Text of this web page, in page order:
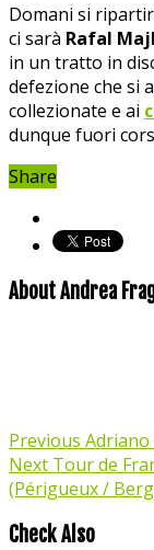
Domani si
ci sarà Rafal
in un tratto in
defezione che si
collezionate e ai
dunque fuori
Share
About Andrea
Previous
Next Tour de
(Périgueux /
Check Also